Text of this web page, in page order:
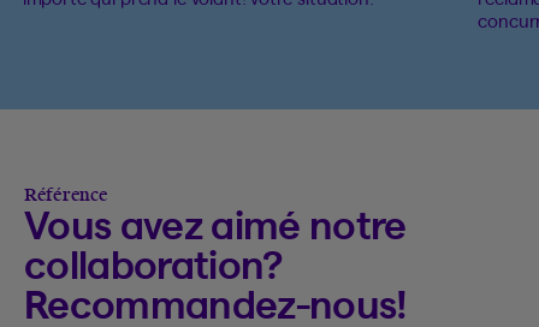
Référence
Vous avez aimé notre
collaboration?
Recommandez-nous!